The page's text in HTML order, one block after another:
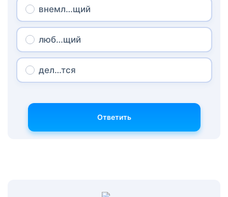
внемл…щий
люб…щий
дел…тся
Ответить